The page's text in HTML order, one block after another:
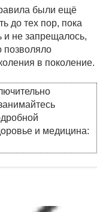
были ещё
до тех пор, пока
и не запрещалось,
позволяло
в поколение.
и медицина: